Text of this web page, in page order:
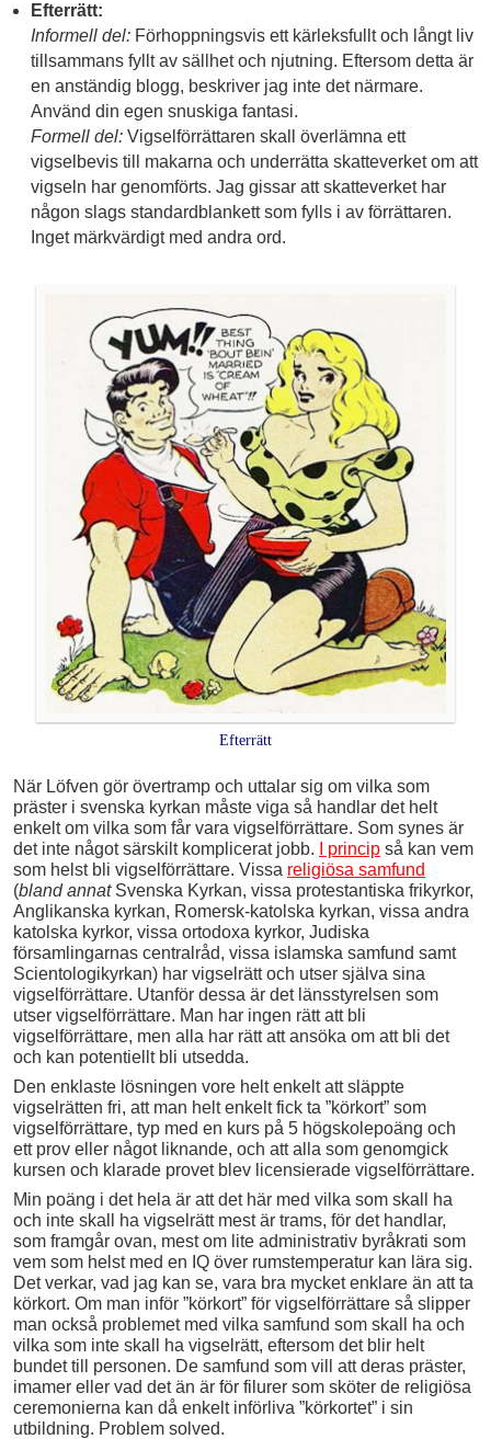
Efterrätt:
Informell del:Förhoppningsvis ett kärleksfullt och långt liv
tillsammans fyllt av sällhet och njutning. Eftersom detta är
en anständig blogg, beskriver jag inte det närmare.
Använd din egen snuskiga fantasi.
Formell del:Vigselförrättaren skall överlämna ett
vigselbevis till makarna och underrätta skatteverket om att
vigseln har genomförts. Jag gissar att skatteverket har
någon slags standardblankett som fylls i av förrättaren.
Inget märkvärdigt med andra ord.
Efterrätt
När Löfven gör övertramp och uttalar sig om vilka som
präster i svenska kyrkan måste viga så handlar det helt
enkelt om vilka som får vara vigselförrättare. Som synes är
det inte något särskilt komplicerat jobb.
I princip så kan vem
som helst bli vigselförrättare. Vissa religiösa samfund
(bland annatSvenska Kyrkan, vissa protestantiska frikyrkor,
Anglikanska kyrkan, Romersk-katolska kyrkan, vissa andra
katolska kyrkor, vissa ortodoxa kyrkor, Judiska
församlingarnas centralråd, vissa islamska samfund samt
Scientologikyrkan) har vigselrätt och utser själva sina
vigselförrättare. Utanför dessa är det länsstyrelsen som
utser vigselförrättare. Man har ingen rätt att bli
vigselförrättare, men alla har rätt att ansöka om att bli det
och kan potentiellt bli utsedda.
Den enklaste lösningen vore helt enkelt att släppte
vigselrätten fri, att man helt enkelt fick ta ”körkort” som
vigselförrättare, typ med en kurs på 5 högskolepoäng och
ett prov eller något liknande, och att alla som genomgick
kursen och klarade provet blev licensierade vigselförrättare.
Min poäng i det hela är att det här med vilka som skall ha
och inte skall ha vigselrätt mest är trams, för det handlar,
som framgår ovan, mest om lite administrativ byråkrati som
vem som helst med en IQ över rumstemperatur kan lära sig.
Det verkar, vad jag kan se, vara bra mycket enklare än att ta
körkort. Om man inför ”körkort” för vigselförrättare så slipper
man också problemet med vilka samfund som skall ha och
vilka som inte skall ha vigselrätt, eftersom det blir helt
bundet till personen. De samfund som vill att deras präster,
imamer eller vad det än är för filurer som sköter de religiösa
ceremonierna kan då enkelt införliva ”körkortet” i sin
utbildning. Problem solved.